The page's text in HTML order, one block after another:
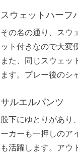
スウェットハーフ
その名の通り、スウ
ット付きなので大変
また、同じスウェッ
ます。プレー後のシ
サルエルパンツ
股下にゆとりがあり
ーカーも一押しのア
も活躍します。アウ